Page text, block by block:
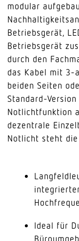
modular
Betriebsgerät,
Betriebsgerät
durch den
das Kabel mit 3-
beiden Seiten
Standard-
Notlichtfunktion
dezentrale
Notlicht steht die
Ideal für